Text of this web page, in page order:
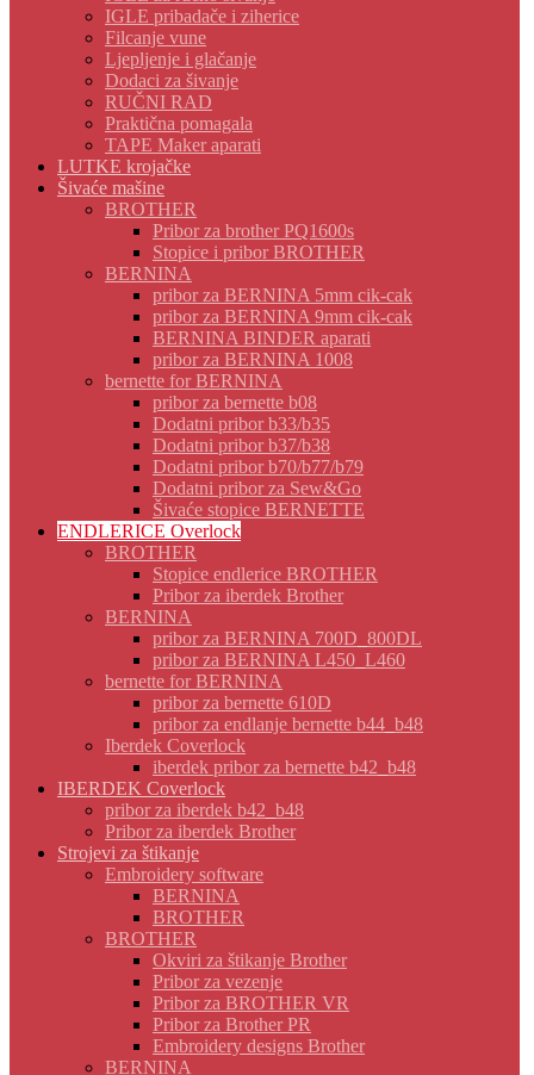
IGLE pribadače i ziherice
Filcanje vune
Ljepljenje i glačanje
Dodaci za šivanje
RUČNI RAD
Praktična pomagala
TAPE Maker aparati
LUTKE krojačke
Šivaće mašine
BROTHER
Pribor za brother PQ1600s
Stopice i pribor BROTHER
BERNINA
pribor za BERNINA 5mm cik-cak
pribor za BERNINA 9mm cik-cak
BERNINA BINDER aparati
pribor za BERNINA 1008
bernette for BERNINA
pribor za bernette b08
Dodatni pribor b33/b35
Dodatni pribor b37/b38
Dodatni pribor b70/b77/b79
Dodatni pribor za Sew&Go
Šivaće stopice BERNETTE
ENDLERICE Overlock
BROTHER
Stopice endlerice BROTHER
Pribor za iberdek Brother
BERNINA
pribor za BERNINA 700D_800DL
pribor za BERNINA L450_L460
bernette for BERNINA
pribor za bernette 610D
pribor za endlanje bernette b44_b48
Iberdek Coverlock
iberdek pribor za bernette b42_b48
IBERDEK Coverlock
pribor za iberdek b42_b48
Pribor za iberdek Brother
Strojevi za štikanje
Embroidery software
BERNINA
BROTHER
BROTHER
Okviri za štikanje Brother
Pribor za vezenje
Pribor za BROTHER VR
Pribor za Brother PR
Embroidery designs Brother
BERNINA